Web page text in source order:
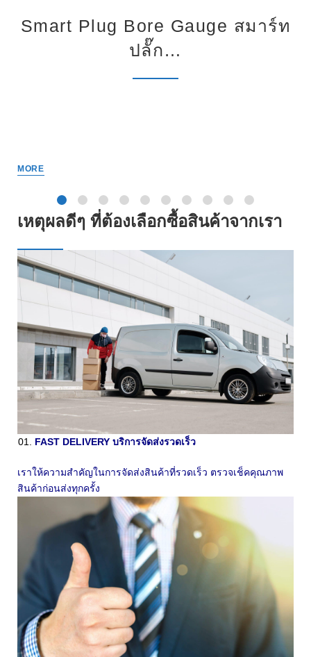
Smart Plug Bore Gauge สมาร์ท
ปลั๊ก…
MORE
เหตุผลดีๆ ที่ต้องเลือกซื้อสินค้าจากเรา
FAST DELIVERY บริการจัดส่งรวดเร็ว
เราให้ความสำคัญในการจัดส่งสินค้าที่รวดเร็ว ตรวจเช็คคุณภาพ
สินค้าก่อนส่งทุกครั้ง